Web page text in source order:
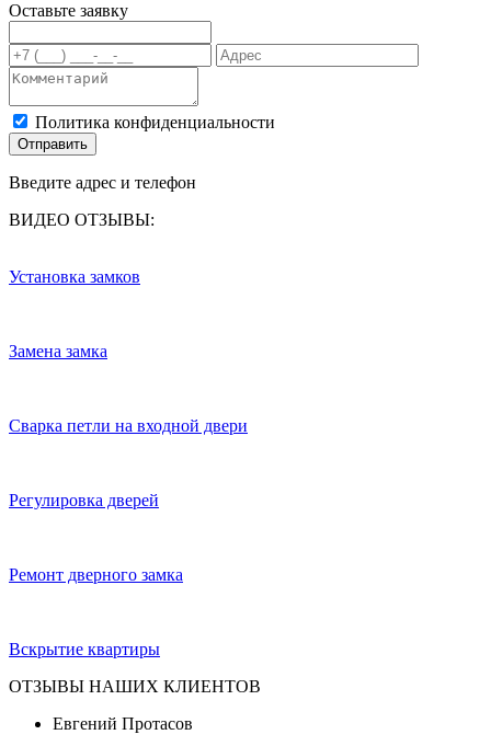
Оставьте заявку
Политика конфиденциальности
Отправить
Введите адрес и телефон
ВИДЕО ОТЗЫВЫ:
Установка замков
Замена замка
Сварка петли на входной двери
Регулировка дверей
Ремонт дверного замка
Вскрытие квартиры
ОТЗЫВЫ НАШИХ КЛИЕНТОВ
Евгений Протасов